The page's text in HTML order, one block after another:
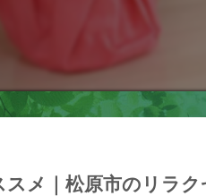
スメ｜松原市のリラ